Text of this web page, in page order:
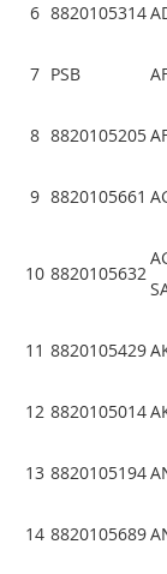
6 8820105314
7 PSB
8 8820105205
9 8820105661
10 8820105632
11 8820105429
12 8820105014
13 8820105194
14 8820105689